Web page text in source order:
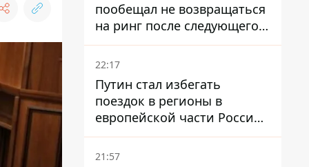
пообещал не возвращаться
на ринг после следующего
боя
22:17
Путин стал избегать
поездок в регионы в
европейской части России,
куда регулярно долетают
дроны
21:57